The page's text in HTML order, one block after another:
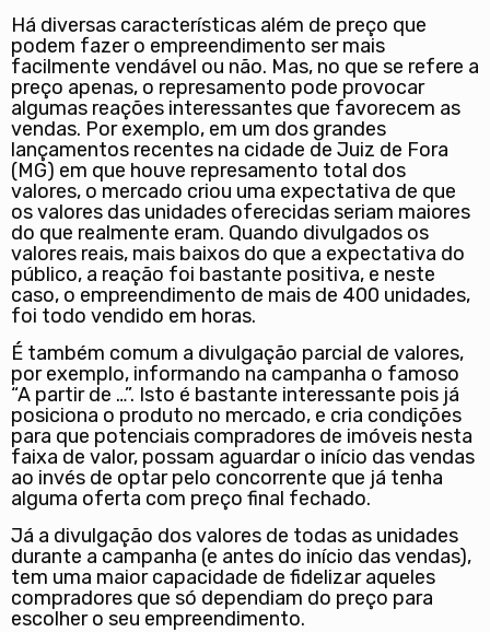
Há diversas características além de preço que
podem fazer o empreendimento ser mais
facilmente vendável ou não. Mas, no que se refere a
preço apenas, o represamento pode provocar
algumas reações interessantes que favorecem as
vendas. Por exemplo, em um dos grandes
lançamentos recentes na cidade de Juiz de Fora
(MG) em que houve represamento total dos
valores, o mercado criou uma expectativa de que
os valores das unidades oferecidas seriam maiores
do que realmente eram. Quando divulgados os
valores reais, mais baixos do que a expectativa do
público, a reação foi bastante positiva, e neste
caso, o empreendimento de mais de 400 unidades,
foi todo vendido em horas.
É também comum a divulgação parcial de valores,
por exemplo, informando na campanha o famoso
“A partir de …”. Isto é bastante interessante pois já
posiciona o produto no mercado, e cria condições
para que potenciais compradores de imóveis nesta
faixa de valor, possam aguardar o início das vendas
ao invés de optar pelo concorrente que já tenha
alguma oferta com preço final fechado.
Já a divulgação dos valores de todas as unidades
durante a campanha (e antes do início das vendas),
tem uma maior capacidade de fidelizar aqueles
compradores que só dependiam do preço para
escolher o seu empreendimento.